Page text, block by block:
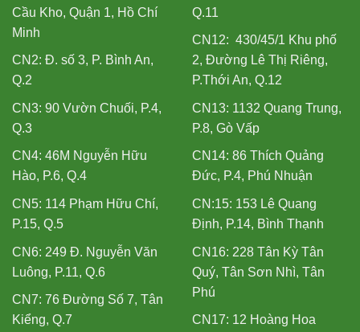
Cầu Kho, Quận 1, Hồ Chí
Minh
CN2: Đ. số 3, P. Bình An,
Q.2
CN3: 90 Vườn Chuối, P.4,
Q.3
CN4: 46M Nguyễn Hữu
Hào, P.6, Q.4
CN5: 114 Phạm Hữu Chí,
P.15, Q.5
CN6: 249 Đ. Nguyễn Văn
Luông, P.11, Q.6
CN7: 76 Đường Số 7, Tân
Kiểng, Q.7
Q.11
CN12: 430/45/1 Khu phố
2, Đường Lê Thị Riêng,
P.Thới An, Q.12
CN13: 1132 Quang Trung,
P.8, Gò Vấp
CN14: 86 Thích Quảng
Đức, P.4, Phú Nhuận
CN:15: 153 Lê Quang
Định, P.14, Bình Thạnh
CN16: 228 Tân Kỳ Tân
Quý, Tân Sơn Nhì, Tân
Phú
CN17: 12 Hoàng Hoa